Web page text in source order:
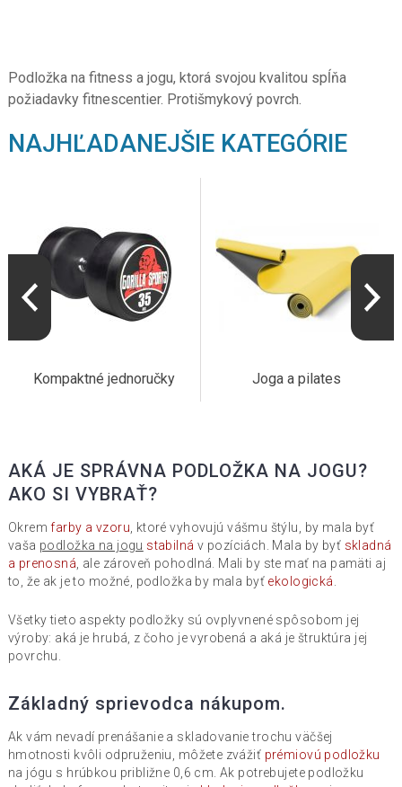
Podložka na fitness a jogu, ktorá svojou kvalitou spĺňa
požiadavky fitnescentier. Protišmykový povrch.
NAJHĽADANEJŠIE KATEGÓRIE
Kompaktné jednoručky Joga a pilates
AKÁ JE SPRÁVNA PODLOŽKA NA JOGU?
AKO SI VYBRAŤ?
Okremfarby a vzoru , ktoré vyhovujú vášmu štýlu, by mala byť
vaša podložka na jogu stabilná v pozíciách. Mala by byť skladná
a prenosná , ale zároveň pohodlná. Mali by ste mať na pamäti aj
to, že ak je to možné, podložka by mala byť ekologická
Všetky tieto aspekty podložky sú ovplyvnené spôsobom jej
výroby: aká je hrubá, z čoho je vyrobená a aká je štruktúra jej
povrchu.
Základný sprievodca nákupom.
Ak vám nevadí prenášanie a skladovanie trochu väčšej
hmotnosti kvôli odpruženiu, môžete zvážiť prémiovú podložku
na jógu s hrúbkou približne 0,6 cm. Ak potrebujete podložku